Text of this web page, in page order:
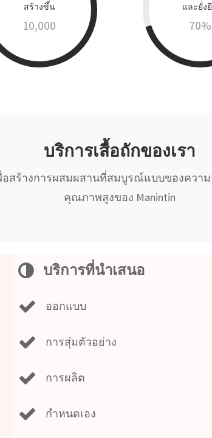
สร้างขึ้น
10,000
และยั่ง
70%
บริการเสื้อถักของเรา
อสร้างการผสมผสานที่สมบูรณ์แบบของคว
คุณภาพสูงของ Manintin
บริการที่นำเสนอ
ออกแบบ
การสุ่มตัวอย่าง
การผลิต
กำหนดเอง